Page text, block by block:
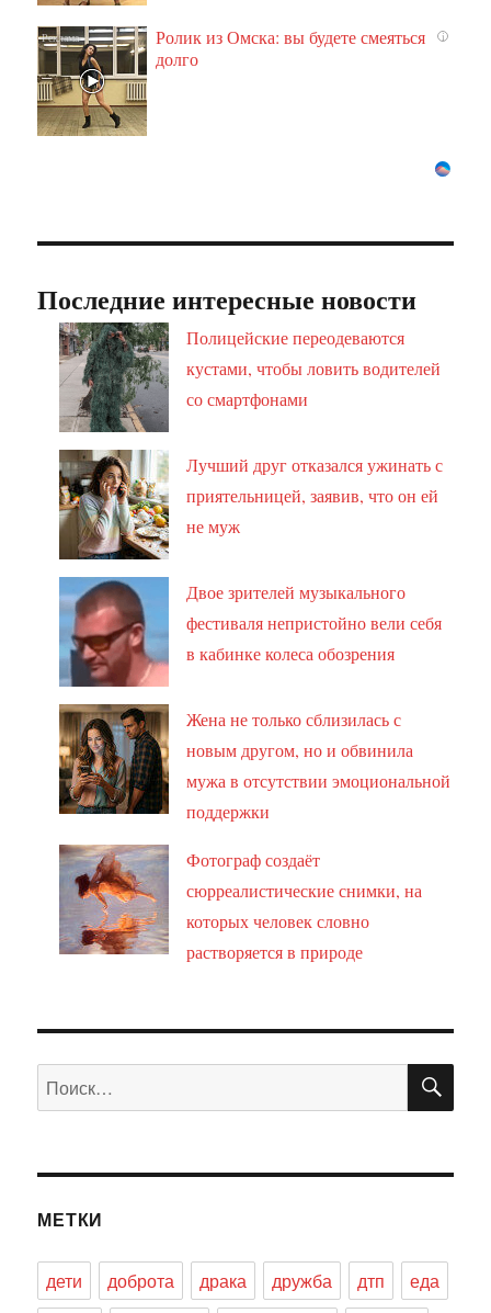
i
Ролик из Омска: вы будете смеяться
долго
Последние интересные новости
Полицейские переодеваются
кустами, чтобы ловить водителей
со смартфонами
Лучший друг отказался ужинать с
приятельницей, заявив, что он ей
не муж
Двое зрителей музыкального
фестиваля непристойно вели себя
в кабинке колеса обозрения
Жена не только сблизилась с
новым другом, но и обвинила
мужа в отсутствии эмоциональной
поддержки
Фотограф создаёт
сюрреалистические снимки, на
которых человек словно
растворяется в природе
Искать:
МЕТКИ
дети доброта драка дружба дтп еда